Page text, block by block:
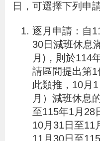
日，可選擇下列申
逐月申請：自
30日減班休息
月)，則於114
請區間提出第
此類推，10月
月）減班休息
至115年1月28
10月31日至11
11月30日至